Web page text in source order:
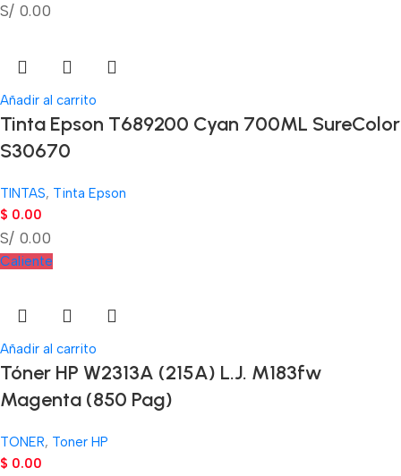
S/ 0.00
Añadir al carrito
Tinta Epson T689200 Cyan 700ML SureColor
S30670
TINTAS, Tinta Epson
$ 0.00
S/ 0.00
Caliente
Añadir al carrito
Tóner HP W2313A (215A) L.J. M183fw
Magenta (850 Pag)
TONER, Toner HP
$ 0.00